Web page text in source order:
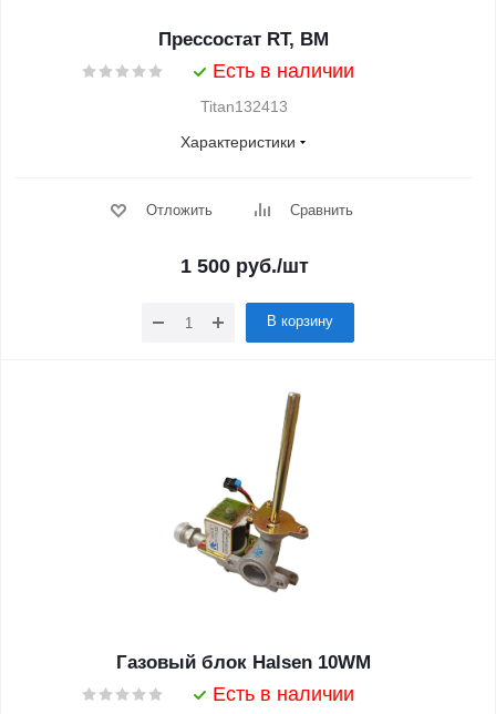
Прессостат RT, BM
Есть в наличии
Titan132413
Характеристики
Отложить Сравнить
1 500руб./шт
В корзину
Газовый блок Halsen 10WM
Есть в наличии